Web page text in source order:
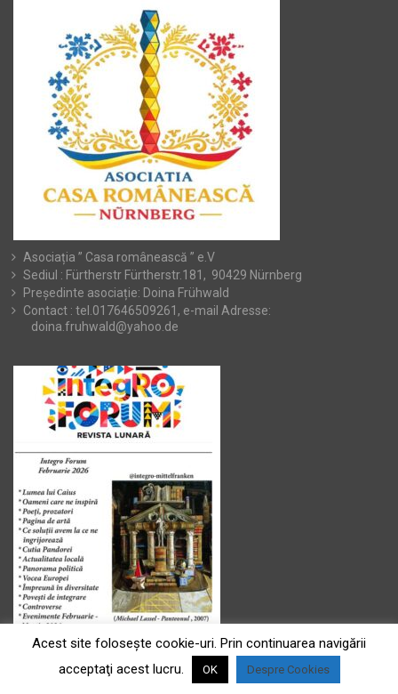
Asociația ” Casa românească ” e.V
Sediul : Fürtherstr Fürtherstr.181, 90429 Nürnberg
Președinte asociație: Doina Frühwald
Contact : tel.017646509261, e-mail Adresse:
doina.fruhwald@yahoo.de
Acest site foloseşte cookie-uri. Prin continuarea navigării
acceptaţi acest lucru.
OK Despre Cookies